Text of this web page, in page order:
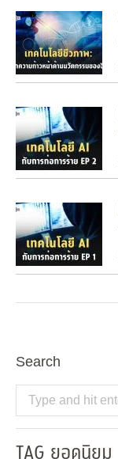
Search
Search: